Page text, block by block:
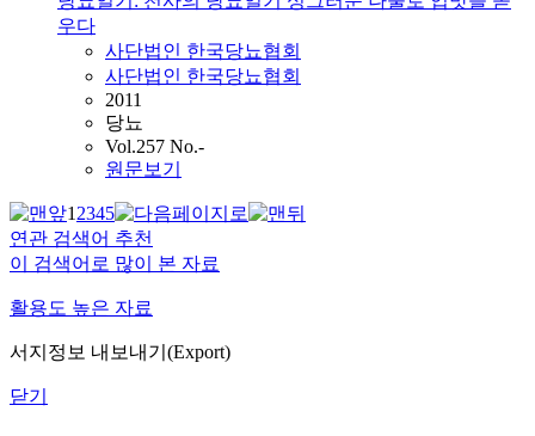
우다
사단법인 한국당뇨협회
사단법인 한국당뇨협회
2011
당뇨
Vol.257 No.-
원문보기
12345
연관 검색어 추천
이 검색어로 많이 본 자료
활용도 높은 자료
서지정보 내보내기(Export)
닫기